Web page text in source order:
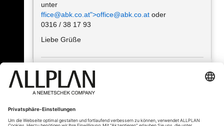
unter
ffice@abk.co.at">office@abk.co.at oder
0316 / 38 17 93
Liebe Grüße
« Zurück